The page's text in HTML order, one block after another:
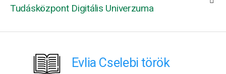
Tudásközpont Digitális Univerzuma
Evlia Cselebi török